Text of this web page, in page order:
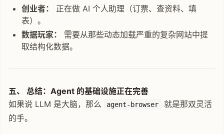
创业者：
正在做 AI 个人助理（订票、查资料、填
表）。
数据玩家：
需要从那些动态加载严重的复杂网站中提
取结构化数据。
五、 总结：Agent 的基础设施正在完善
如果说 LLM 是大脑，那么
agent-browser
就是那双灵活
的手。